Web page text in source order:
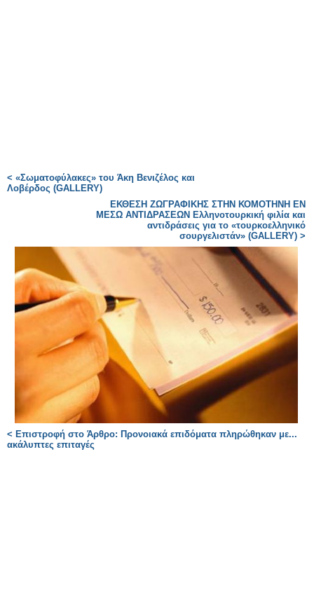
< «Σωματοφύλακες» του Άκη Βενιζέλος και
Λοβέρδος (GALLERY)
ΕΚΘΕΣΗ ΖΩΓΡΑΦΙΚΗΣ ΣΤΗΝ ΚΟΜΟΤΗΝΗ ΕΝ
ΜΕΣΩ ΑΝΤΙΔΡΑΣΕΩΝ Ελληνοτουρκική φιλία και
αντιδράσεις για το «τουρκοελληνικό
σουργελιστάν» (GALLERY) >
< Επιστροφή στο Άρθρο: Προνοιακά επιδόματα πληρώθηκαν με...
ακάλυπτες επιταγές